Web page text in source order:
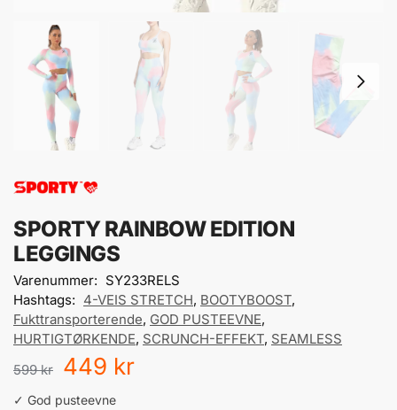
SPORTY RAINBOW EDITION
LEGGINGS
Varenummer: SY233RELS
Hashtags: 4-VEIS STRETCH, BOOTYBOOST,
Fukttransporterende, GOD PUSTEEVNE,
HURTIGTØRKENDE, SCRUNCH-EFFEKT, SEAMLESS
599kr 449 kr
✓ God pusteevne